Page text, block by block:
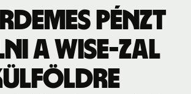
pénzt
a Wise-zal